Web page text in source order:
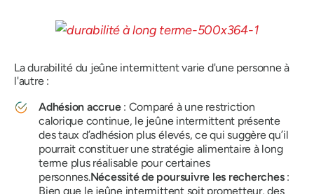
La durabilité du jeûne intermittent varie d'une personne à
l'autre :
Adhésion accrue: Comparé à une restriction
calorique continue, le jeûne intermittent présente
des taux d’adhésion plus élevés, ce qui suggère qu’il
pourrait constituer une stratégie alimentaire à long
terme plus réalisable pour certaines
personnes.Nécessité de poursuivre les recherches:
Bien que le jeûne intermittent soit prometteur, des